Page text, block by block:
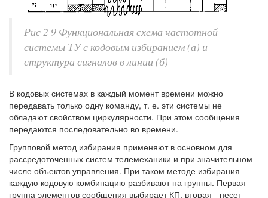
Рис 2 9 Функциональная схема частотной
системы ТУ с кодовым избиранием (а) и
структура сигналов в линии (б)
В кодовых системах в каждый момент времени можно
передавать только одну команду, т. е. эти системы не
обладают свойством циркулярности. При этом сообщения
передаются последовательно во времени.
Групповой метод избирания применяют в основном для
рассредоточенных систем телемеханики и при значительном
числе объектов управления. При таком методе избирания
каждую кодовую комбинацию разбивают на группы. Первая
группа элементов сообщения выбирает КП, вторая - несет